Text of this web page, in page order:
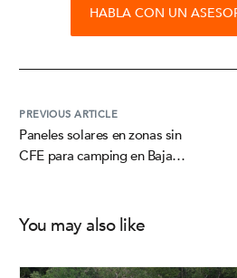
HABLA CON UN
PREVIOUS ARTICLE
Paneles solares en zonas sin
CFE para camping en Baja
You may also like